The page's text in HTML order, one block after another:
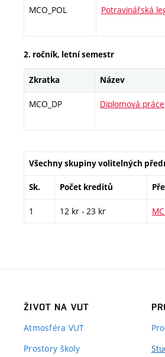
MCO_POL Potravinářská
2. ročník, letní semestr
Zkratka Název
MCO_DP Diplomová práce
Všechny skupiny volitelných
Sk. Počet kreditů
1 12 kr - 23 kr
ŽIVOT NA VUT
Atmosféra VUT
Prostory školy